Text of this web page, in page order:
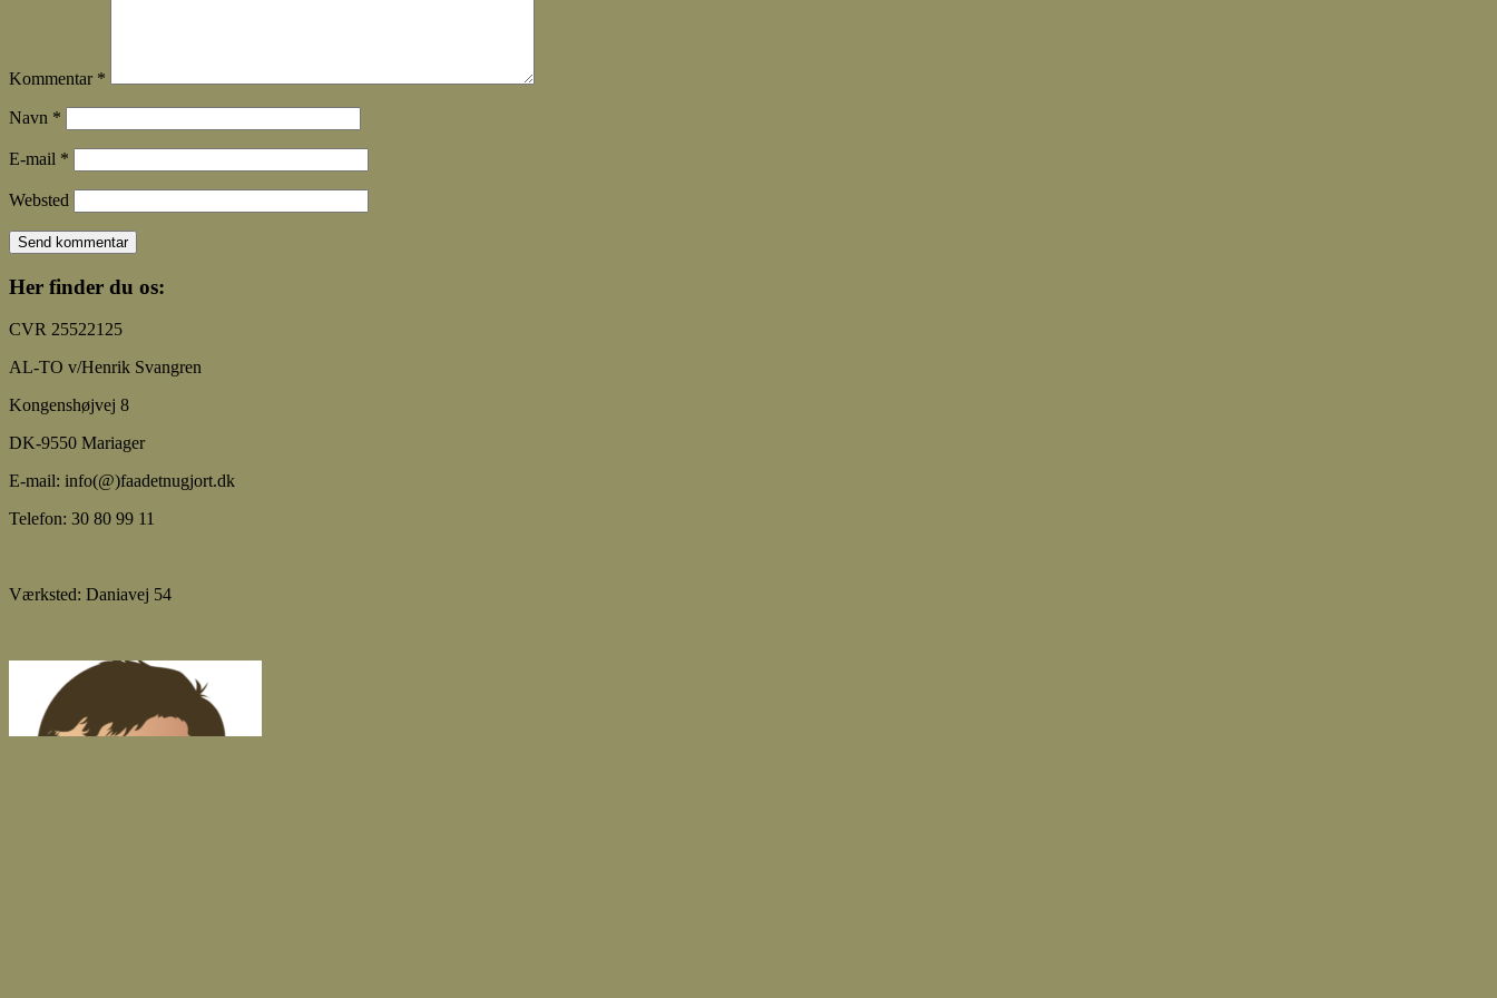
Kommentar *
Navn *
E-mail *
Websted
Her finder du os:
CVR 25522125
AL-TO v/Henrik Svangren
Kongenshøjvej 8
DK-9550 Mariager
E-mail: info(@)faadetnugjort.dk
Telefon: 30 80 99 11
Værksted: Daniavej 54